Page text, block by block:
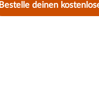
Bestelle deinen